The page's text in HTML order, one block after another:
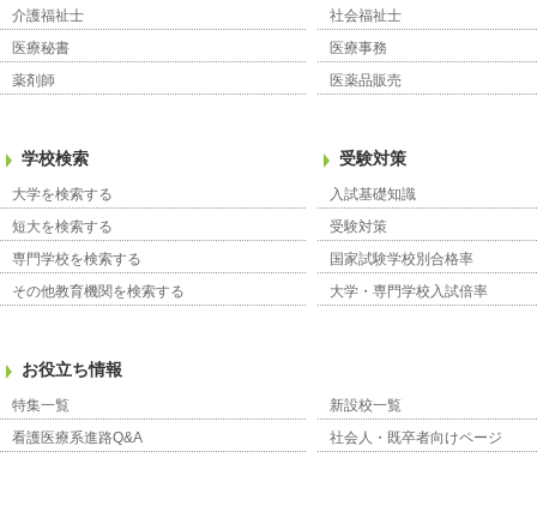
介護福祉士
社会福祉士
医療秘書
医療事務
薬剤師
医薬品販売
学校検索
大学を検索する
短大を検索する
専門学校を検索する
その他教育機関を検索する
受験対策
入試基礎知識
受験対策
国家試験学校別合格率
大学・専門学校入試倍率
お役立ち情報
特集一覧
新設校一覧
看護医療系進路Q&A
社会人・既卒者向けページ